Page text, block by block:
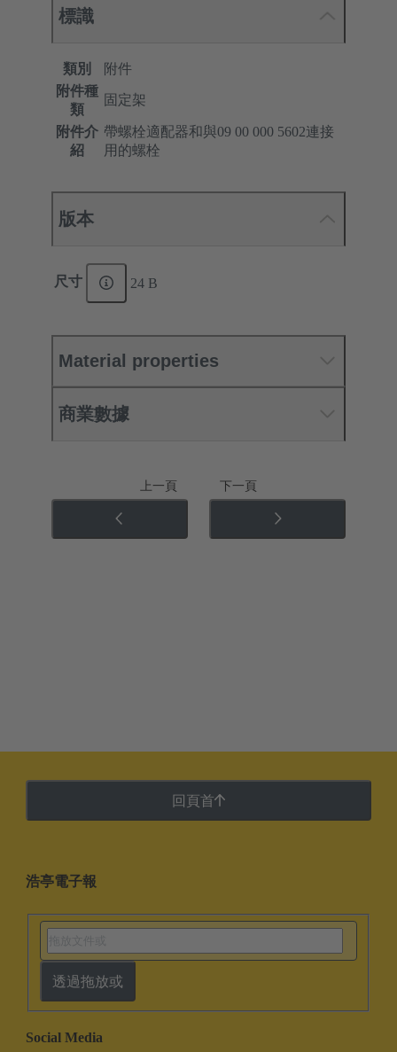
標識
類別
附件
附件種
類
固定架
附件介
紹
帶螺栓適配器和與09 00 000 5602連接
用的螺栓
版本
尺寸 24 B
Material properties
商業數據
上一頁 下一頁
回頁首
浩亭電子報
透過拖放或
Social Media